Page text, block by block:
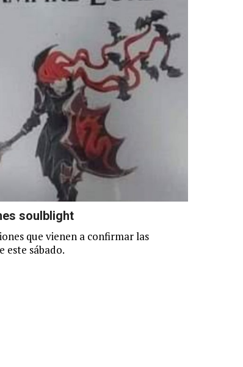
soulblight
que vienen a confirmar las
este sábado.